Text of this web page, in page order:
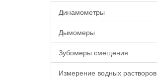
Динамометры
Дымомеры
Зубомеры смещения
Измерение водных растворов